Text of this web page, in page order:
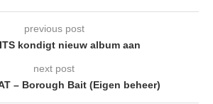
previous post
kondigt nieuw album aan
next post
– Borough Bait (Eigen beheer)